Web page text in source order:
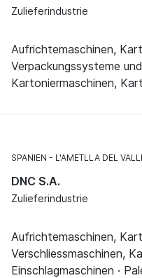
Zulieferindustrie
Aufrichtemaschinen,
Verpackungssysteme
Kartoniermaschinen,
SPANIEN L'AMETLLA DEL
DNC S.A.
Zulieferindustrie
Aufrichtemaschinen,
Verschliessmaschinen,
Einschlagmaschinen ·